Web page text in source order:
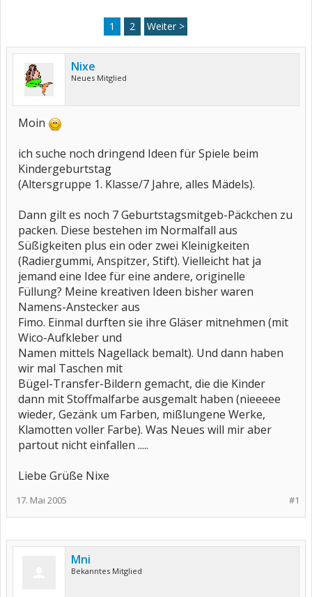
1 2 Weiter >
Nixe
Neues Mitglied
Moin
ich suche noch dringend Ideen für Spiele beim
Kindergeburtstag
(Altersgruppe 1. Klasse/7 Jahre, alles Mädels).
Dann gilt es noch 7 Geburtstagsmitgeb-Päckchen zu
packen. Diese bestehen im Normalfall aus
Süßigkeiten plus ein oder zwei Kleinigkeiten
(Radiergummi, Anspitzer, Stift). Vielleicht hat ja
jemand eine Idee für eine andere, originelle
Füllung? Meine kreativen Ideen bisher waren
Namens-Anstecker aus
Fimo. Einmal durften sie ihre Gläser mitnehmen (mit
Wico-Aufkleber und
Namen mittels Nagellack bemalt). Und dann haben
wir mal Taschen mit
Bügel-Transfer-Bildern gemacht, die die Kinder
dann mit Stoffmalfarbe ausgemalt haben (nieeeee
wieder, Gezänk um Farben, mißlungene Werke,
Klamotten voller Farbe). Was Neues will mir aber
partout nicht einfallen .....
Liebe Grüße Nixe
#1
17. Mai 2005
Mni
Bekanntes Mitglied